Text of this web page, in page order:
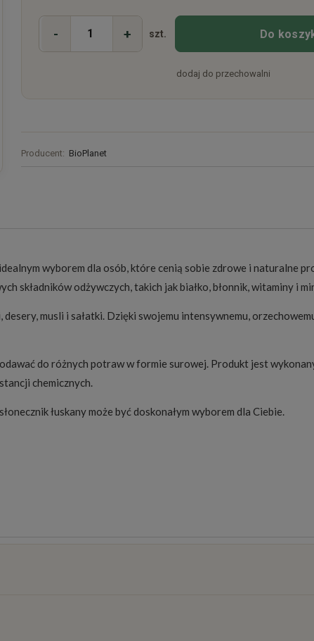
- + szt. Do
dodaj do przechowalni
Producent: BioPlanet
wyborem dla osób, które cenią sobie zdrowe i naturalne
składników odżywczych, takich jak białko, błonnik, witaminy i
musli i sałatki. Dzięki swojemu intensywnemu,
do różnych potraw w formie surowej. Produkt jest
chemicznych.
łuskany może być doskonałym wyborem dla Ciebie.